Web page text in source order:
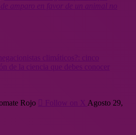
amparo en favor de un animal no
climáticos?: cinco
de la ciencia que debes conocer
Rojo
Agosto 29,